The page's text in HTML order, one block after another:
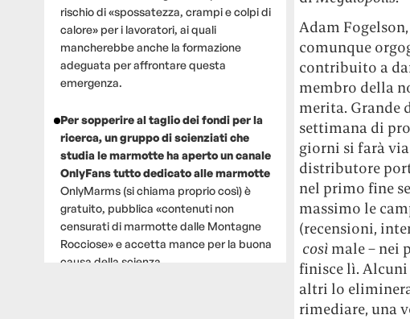
rischio di «spossatezza, crampi e colpi di
calore» per i lavoratori, ai quali
mancherebbe anche la formazione
adeguata per affrontare questa
emergenza.
Per sopperire al taglio dei fondi per la
ricerca, un gruppo di scienziati che
studia le marmotte ha aperto un canale
OnlyFans tutto dedicato alle marmotte
OnlyMarms (si chiama proprio così) è
gratuito, pubblica «contenuti non
censurati di marmotte dalle Montagne
Rocciose» e accetta mance per la buona
causa della scienza.
Adam
comunque
contribuito a
membro della
merita. Grande
settimana di
giorni si farà
distributore
nel primo fine
massimo le
(recensioni,
così male – nei
finisce lì.
altri lo
rimediare, una